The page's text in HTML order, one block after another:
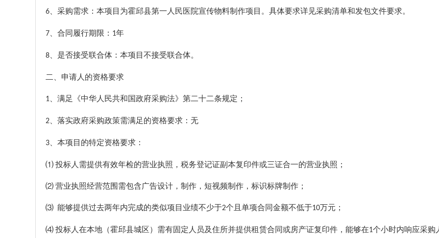
6 、采购需求：本项目为霍邱县第一人民医院宣传物料制作项目。具体要求详见采购清单和发包文件要求。
7 、合同履行期限： 1年
8 、是否接受联合体：本项目不接受联合体。
二、申请人的资格要求
1 、满足《中华人民共和国政府采购法》第二十二条规定；
2 、落实政府采购政策需满足的资格要求：无
3 、本项目的特定资格要求：
⑴ 投标人需提供有效年检的营业执照，税务登记证副本复印件或三证合一的营业执照；
⑵ 营业执照经营范围需包含广告设计，制作，短视频制作，标识标牌制作；
⑶ 能够提供过去两年内完成的类似项目业绩不少于2个且单项合同金额不低于10万元；
⑷ 投标人在本地（霍邱县城区）需有固定人员及住所并提供租赁合同或房产证复印件，能够在1个小时内响应采购